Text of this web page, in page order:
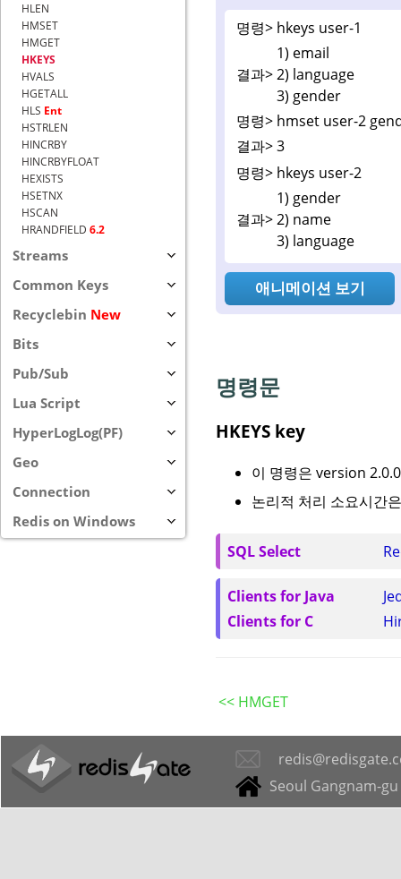
HLEN
HMSET
HMGET
HKEYS
HVALS
HGETALL
HLS Ent
HSTRLEN
HINCRBY
HINCRBYFLOAT
HEXISTS
HSETNX
HSCAN
HRANDFIELD 6.2
Streams
Common Keys
Recyclebin New
Bits
Pub/Sub
Lua Script
HyperLogLog(PF)
Geo
Connection
Redis on Windows
명령> hkeys user-1
결과>
1) email
2) language
3) gender
명령> hmset user-2
결과>3
명령> hkeys user-2
결과>
1) gender
2) name
3) language
애니메이션 보기
명령문
HKEYS key
이 명령은 version
논리적 처리 소요시간
SQL Select
Clients for Java
Clients for C
<< HMGET
Seoul Gangnam-